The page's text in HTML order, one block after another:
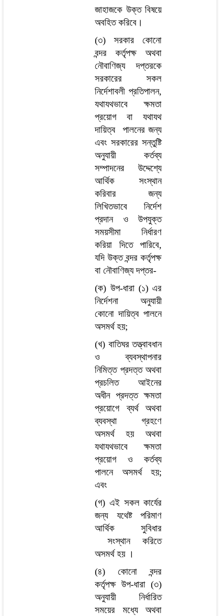
জাহাজকে উক্ত বিষয়ে
অবহিত করিবে।
(৩) সরকার কোনো
বন্দর কর্তৃপক্ষ অথবা
নৌবাণিজ্য দপ্তরকে
সরকারের সকল
নির্দেশাবলী প্রতিপালন,
যথাযথভাবে ক্ষমতা
প্রয়োগ বা যথাযথ
দায়িত্ব পালনের জন্য
এবং সরকারের সন্তুষ্টি
অনুযায়ী কর্তব্য
সম্পাদনের উদ্দেশ্যে
আর্থিক সংস্থান
করিবার জন্য
লিখিতভাবে নির্দেশ
প্রদান ও উপযুক্ত
সময়সীমা নির্ধারণ
করিয়া দিতে পারিবে,
যদি উক্ত বন্দর কর্তৃপক্ষ
বা নৌবাণিজ্য দপ্তর-
(ক) উপ-ধারা (১) এর
নির্দেশনা অনুযায়ী
কোনো দায়িত্ব পালনে
অসমর্থ হয়;
(খ) বাতিঘর তত্ত্বাবধান
ও ব্যবস্থাপনার
নিমিত্ত প্রদত্ত অথবা
প্রচলিত আইনের
অধীন প্রদত্ত ক্ষমতা
প্রয়োগে ব্যর্থ অথবা
ব্যবস্থা গ্রহণে
অসমর্থ হয় অথবা
যথাযথভাবে ক্ষমতা
প্রয়োগ ও কর্তব্য
পালনে অসমর্থ হয়;
এবং
(গ) এই সকল কার্যের
জন্য যথেষ্ট পরিমাণ
আর্থিক সুবিধার
সংস্থান করিতে
অসমর্থ হয় ।
(৪) কোনো বন্দর
কর্তৃপক্ষ উপ-ধারা (৩)
অনুযায়ী নির্ধারিত
সময়ের মধ্যে অথবা